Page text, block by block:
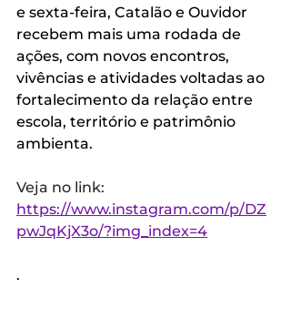
e sexta-feira, Catalão e Ouvidor
recebem mais uma rodada de
ações, com novos encontros,
vivências e atividades voltadas ao
fortalecimento da relação entre
escola, território e patrimônio
ambienta.
Veja no link:
https://www.instagram.com/p/DZ
pwJqKjX3o/?img_index=4
.